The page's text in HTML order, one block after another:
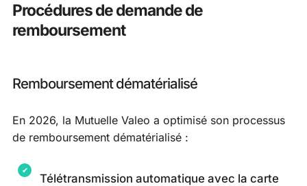
Procédures de demande de
remboursement
Remboursement dématérialisé
En 2026, la Mutuelle Valeo a optimisé son processus
de remboursement dématérialisé :
Télétransmission automatique avec la carte